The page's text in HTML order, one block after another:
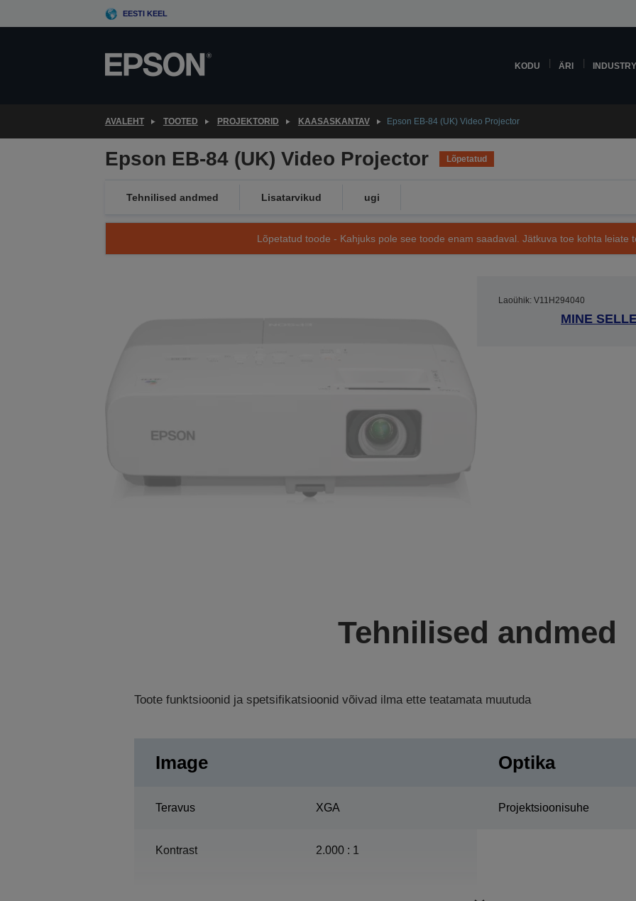
to
EESTI KEEL
KODU ÄRI INDUSTRY
AVALEHT TOOTED PROJEKTORID KAASASKANTAV Epson EB-84 (UK) Video Projector
Epson EB-84 (UK) Video Projector Lõpetatud
Tehnilised andmed Lisatarvikud ugi
Lõpetatud toode - Kahjuks pole see toode enam saadaval. Jätkuva toe kohta leiate
Laoühik: V11H294040
MINE
Tehnilised andmed
Toote funktsioonid ja spetsifikatsioonid võivad ilma ette teatamata muutuda
Image
Teravus XGA
Kontrast 2.000 : 1
Optika
Projektsioonisuhe